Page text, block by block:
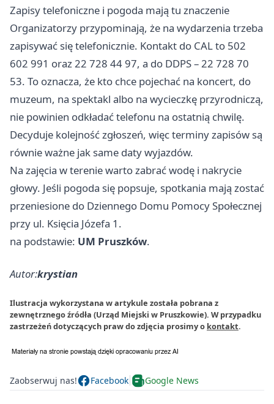
Zapisy telefoniczne i pogoda mają tu znaczenie
Organizatorzy przypominają, że na wydarzenia trzeba
zapisywać się telefonicznie. Kontakt do CAL to 502
602 991 oraz 22 728 44 97, a do DDPS – 22 728 70
53. To oznacza, że kto chce pojechać na koncert, do
muzeum, na spektakl albo na wycieczkę przyrodniczą,
nie powinien odkładać telefonu na ostatnią chwilę.
Decyduje kolejność zgłoszeń, więc terminy zapisów są
równie ważne jak same daty wyjazdów.
Na zajęcia w terenie warto zabrać wodę i nakrycie
głowy. Jeśli pogoda się popsuje, spotkania mają zostać
przeniesione do Dziennego Domu Pomocy Społecznej
przy ul. Księcia Józefa 1.
na podstawie: UM Pruszków.
Autor:krystian
Ilustracja wykorzystana w artykule została pobrana z
zewnętrznego źródła (Urząd Miejski w Pruszkowie). W przypadku
zastrzeżeń dotyczących praw do zdjęcia prosimy o kontakt.
Zaobserwuj nas! Facebook Google News